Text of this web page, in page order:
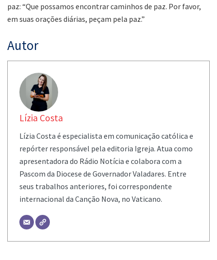
paz: “Que possamos encontrar caminhos de paz. Por favor,
em suas orações diárias, peçam pela paz.”
Autor
Lízia Costa
Lízia Costa é especialista em comunicação católica e
repórter responsável pela editoria Igreja. Atua como
apresentadora do Rádio Notícia e colabora com a
Pascom da Diocese de Governador Valadares. Entre
seus trabalhos anteriores, foi correspondente
internacional da Canção Nova, no Vaticano.